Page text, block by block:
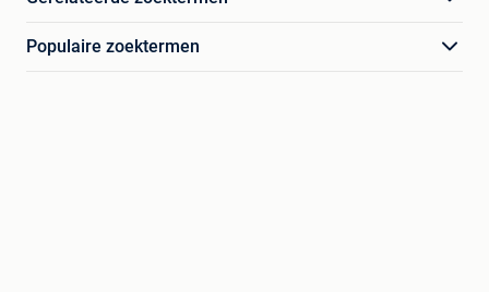
Populaire zoektermen